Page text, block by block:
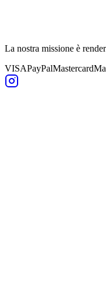
La nostra missione è
VISAPayPalMastercard